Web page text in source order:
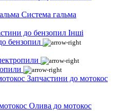
Система гальма
Інші
бензопил
Запчастини до мотокос
Олива до мотокос